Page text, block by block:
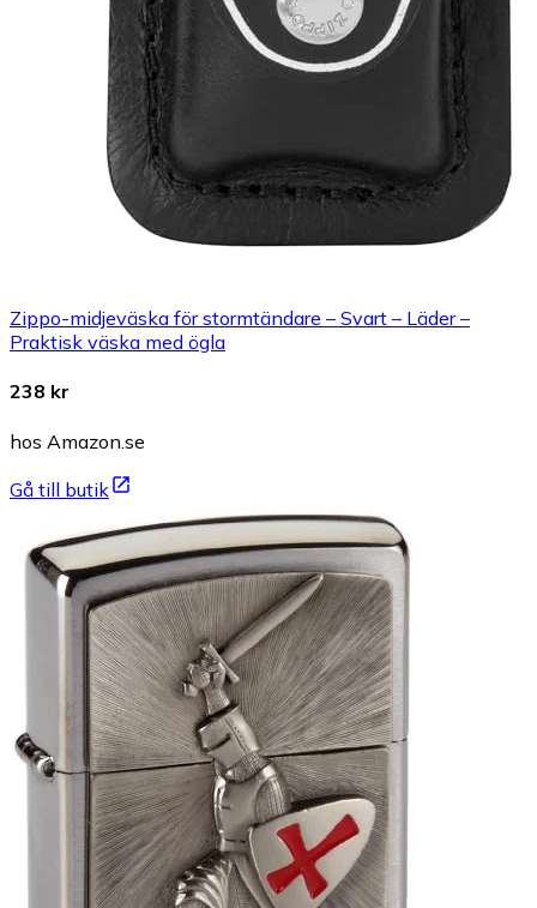
Zippo-midjeväska för stormtändare – Svart – Läder –
Praktisk väska med ögla
238 kr
hos Amazon.se
Gå till butik